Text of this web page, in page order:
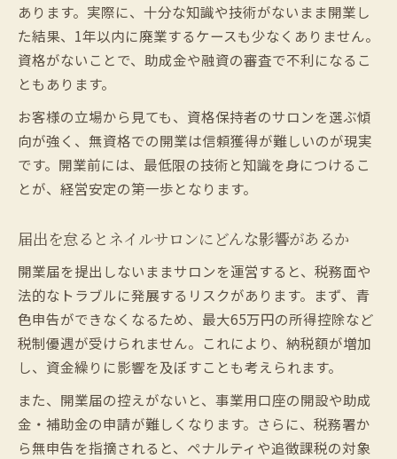
あります。実際に、十分な知識や技術がないまま開業し
た結果、1年以内に廃業するケースも少なくありません。
資格がないことで、助成金や融資の審査で不利になるこ
ともあります。
お客様の立場から見ても、資格保持者のサロンを選ぶ傾
向が強く、無資格での開業は信頼獲得が難しいのが現実
です。開業前には、最低限の技術と知識を身につけるこ
とが、経営安定の第一歩となります。
届出を怠るとネイルサロンにどんな影響があるか
開業届を提出しないままサロンを運営すると、税務面や
法的なトラブルに発展するリスクがあります。まず、青
色申告ができなくなるため、最大65万円の所得控除など
税制優遇が受けられません。これにより、納税額が増加
し、資金繰りに影響を及ぼすことも考えられます。
また、開業届の控えがないと、事業用口座の開設や助成
金・補助金の申請が難しくなります。さらに、税務署か
ら無申告を指摘されると、ペナルティや追徴課税の対象